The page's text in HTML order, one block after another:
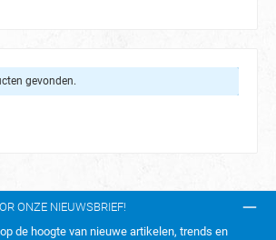
gevonden.
ONZE NIEUWSBRIEF!
de hoogte van nieuwe artikelen, trends en